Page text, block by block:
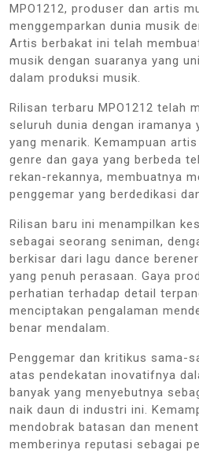
MPO1212, produser dan artis
menggemparkan dunia musik
Artis berbakat ini telah
musik dengan suaranya yang
dalam produksi musik.
Rilisan terbaru MPO1212 telah
seluruh dunia dengan iramanya
yang menarik. Kemampuan
genre dan gaya yang berbeda
rekan-rekannya, membuatnya
penggemar yang berdedikasi
Rilisan baru ini menampilkan
sebagai seorang seniman,
berkisar dari lagu dance
yang penuh perasaan. Gaya
perhatian terhadap detail
menciptakan pengalaman
benar mendalam.
Penggemar dan kritikus sama-
atas pendekatan inovatifnya
banyak yang menyebutnya
naik daun di industri ini.
mendobrak batasan dan
memberinya reputasi sebagai